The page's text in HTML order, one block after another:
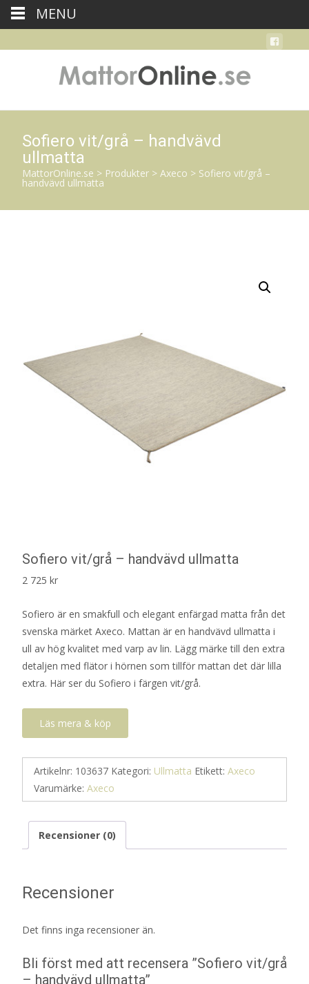
Sofiero vit/grå – handvävd
ullmatta
MattorOnline.se > Produkter > Axeco > Sofiero vit/grå –
handvävd ullmatta
Sofiero vit/grå – handvävd ullmatta
2 725 kr
Sofiero är en smakfull och elegant enfärgad matta från det
svenska märket Axeco. Mattan är en handvävd ullmatta i
ull av hög kvalitet med varp av lin. Lägg märke till den extra
detaljen med flätor i hörnen som tillför mattan det där lilla
extra. Här ser du Sofiero i färgen vit/grå.
Läs mera & köp
Artikelnr: 103637 Kategori: Ullmatta Etikett: Axeco
Varumärke: Axeco
Recensioner (0)
Recensioner
Det finns inga recensioner än.
Bli först med att recensera ”Sofiero vit/grå
– handvävd ullmatta”
MENU